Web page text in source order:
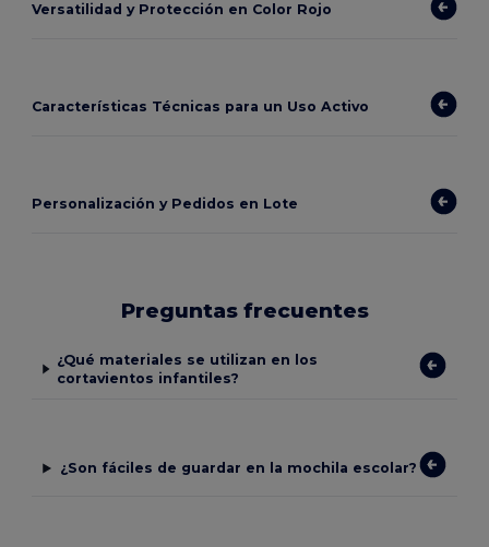
Versatilidad y Protección en Color Rojo
Características Técnicas para un Uso Activo
Personalización y Pedidos en Lote
Preguntas frecuentes
¿Qué materiales se utilizan en los
cortavientos infantiles?
¿Son fáciles de guardar en la mochila escolar?